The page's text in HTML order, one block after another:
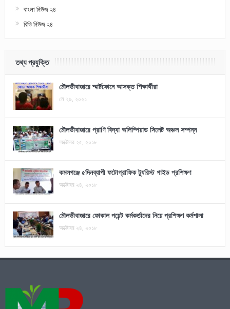
বাংলা নিউজ ২৪
বিডি নিউজ ২৪
তথ্য প্রযুক্তি
মৌলভীবাজারে স্মার্টফোনে আসক্ত শিক্ষার্থীরা
মে ২৯, ২০২১
মৌলভীবাজারে প্রাণি বিদ্যা অলিম্পিয়াড সিলেট অঞ্চল সম্পন্ন
অক্টোবর ২৫, ২০১৮
কমলগঞ্জে ৫দিনব্যাপী ফটোগ্রাফিক ট্যুরিস্ট গাইড প্রশিক্ষণ
অক্টোবর ২৪, ২০১৮
মৌলভীবাজারে ফোকাল পয়েন্ট কর্মকর্তাদের নিয়ে প্রশিক্ষণ কর্মশালা
অক্টোবর ২৪, ২০১৮